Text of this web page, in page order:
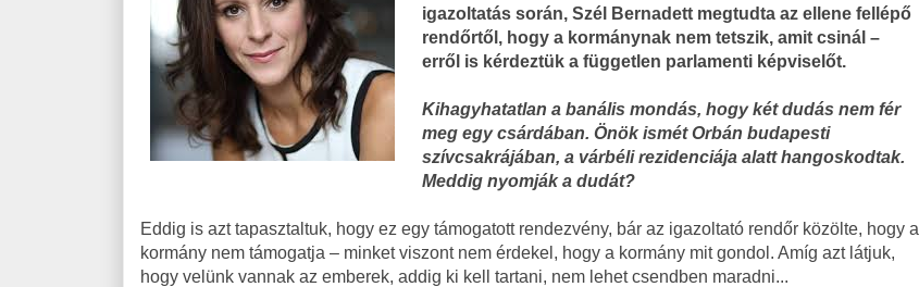
igazoltatás során, Szél Bernadett megtudta az ellene fellépő
rendőrtől, hogy a kormánynak nem tetszik, amit csinál –
erről is kérdeztük a független parlamenti képviselőt.
Kihagyhatatlan a banális mondás, hogy két dudás nem fér
meg egy csárdában. Önök ismét Orbán budapesti
szívcsakrájában, a várbéli rezidenciája alatt hangoskodtak.
Meddig nyomják a dudát?
Eddig is azt tapasztaltuk, hogy ez egy támogatott rendezvény, bár az igazoltató rendőr közölte, hogy a
kormány nem támogatja – minket viszont nem érdekel, hogy a kormány mit gondol. Amíg azt látjuk,
hogy velünk vannak az emberek, addig ki kell tartani, nem lehet csendben maradni...